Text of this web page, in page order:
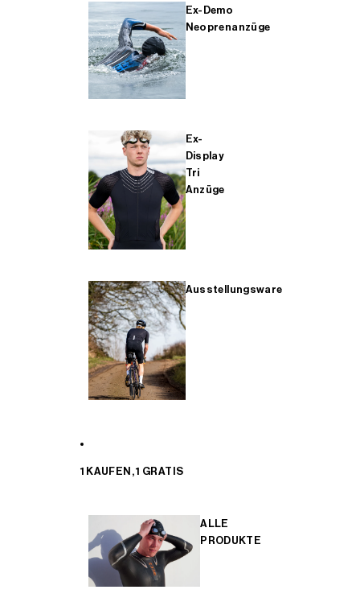
Ex-Demo
Neoprenanzüge
Ex-
Display
Tri
Anzüge
Ausstellungsware
1 KAUFEN, 1 GRATIS
ALLE
PRODUKTE